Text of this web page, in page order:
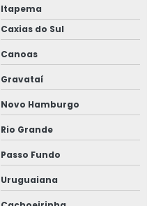
Itapema
Caxias do Sul
Canoas
Gravataí
Novo Hamburgo
Rio Grande
Passo Fundo
Uruguaiana